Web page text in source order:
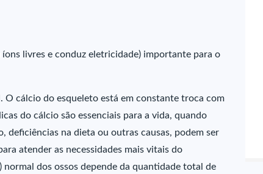
livres e conduz eletricidade) importante para o
cálcio do esqueleto está em constante troca com
do cálcio são essenciais para a vida, quando
deficiências na dieta ou outras causas, podem ser
atender as necessidades mais vitais do
dos ossos depende da quantidade total de